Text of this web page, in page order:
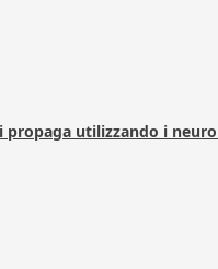
propaga utilizzando i